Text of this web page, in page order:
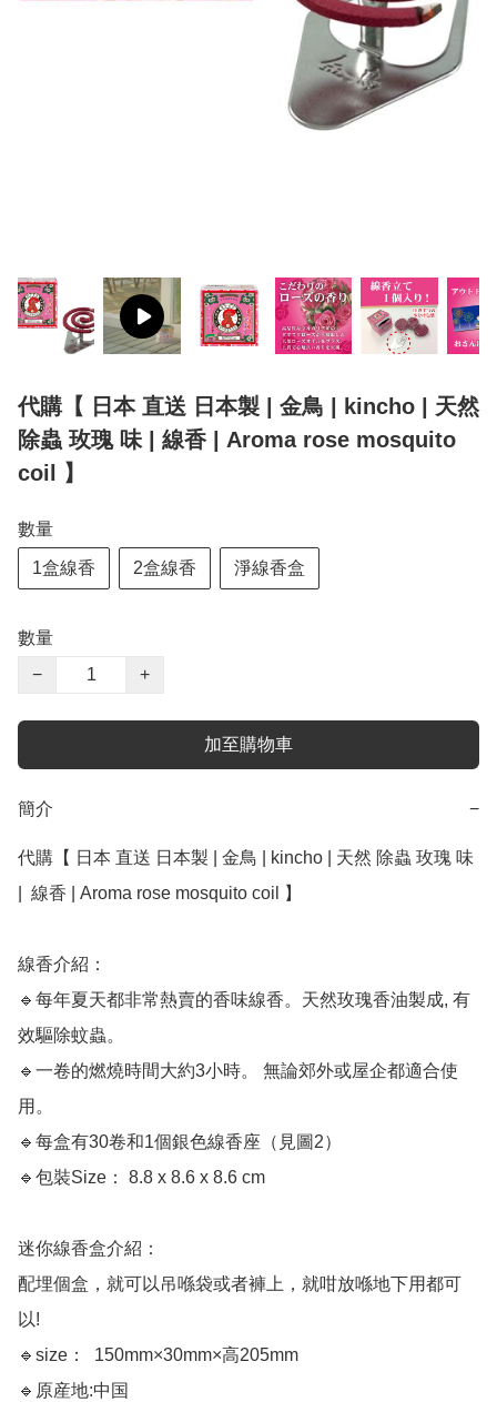
代購【 日本 直送 日本製 | 金鳥 | kincho | 天然
除蟲 玫瑰 味 | 線香 | Aroma rose mosquito
coil 】
數量
1盒線香 2盒線香 淨線香盒
數量
−
+
加至購物車
簡介 −
代購【 日本 直送 日本製 | 金鳥 | kincho | 天然 除蟲 玫瑰 味
|  線香 | Aroma rose mosquito coil 】﻿
線香介紹：
🔹每年夏天都非常熱賣的香味線香。天然玫瑰香油製成, 有
效驅除蚊蟲。
🔹一卷的燃燒時間大約3小時。 無論郊外或屋企都適合使
用。
🔹每盒有30卷和1個銀色線香座（見圖2）
🔹包裝Size： 8.8 x 8.6 x 8.6 cm
迷你線香盒介紹：
配埋個盒，就可以吊喺袋或者褲上，就咁放喺地下用都可
以!
🔹size：  150mm×30mm×高205mm
🔹原産地:中国